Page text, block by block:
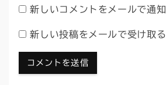
新しいコメントをメールで通知
新しい投稿をメールで受け取る